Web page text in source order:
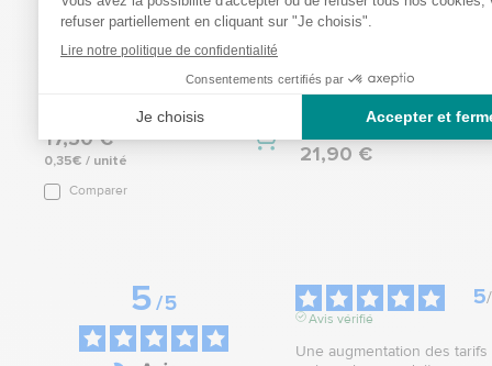
Alèse Attends Cover-dri
60x60 plus x50
Ref.: 117231
- 7avis
17,50 €
0,35€ / unité
Comparer
Sanyrène Urgo - 50 ml
4.7/5- 3avis
21,90 €
5/5 5/
Avis vérifié
Une augmentation des